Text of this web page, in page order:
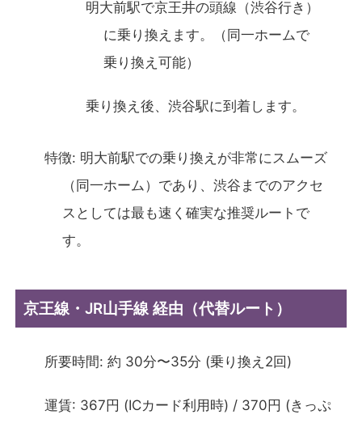
明大前駅で京王井の頭線（渋谷行き）
に乗り換えます。（同一ホームで
乗り換え可能）
乗り換え後、渋谷駅に到着します。
特徴: 明大前駅での乗り換えが非常にスムーズ
（同一ホーム）であり、渋谷までのアクセ
スとしては最も速く確実な推奨ルートで
す。
京王線・JR山手線 経由（代替ルート）
所要時間: 約 30分〜35分 (乗り換え2回)
運賃: 367円 (ICカード利用時) / 370円 (きっぷ